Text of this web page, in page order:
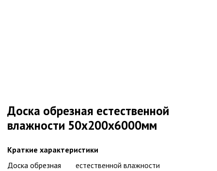
Доска обрезная естественной
влажности 50х200х6000мм
Краткие характеристики
Доска обрезная
естественной влажности